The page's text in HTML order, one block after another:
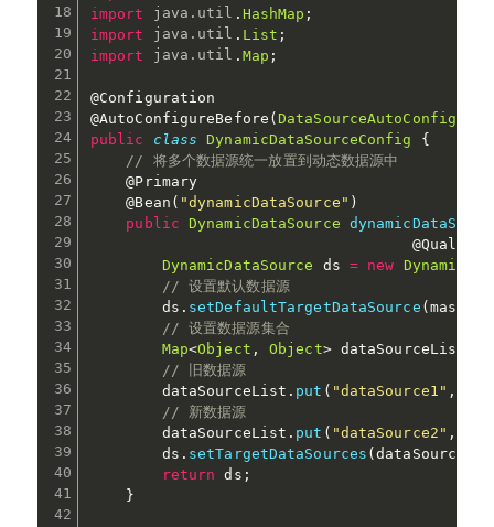
import
java . util . HashMap ;
import
java . util . List ;
import
java . util . Map ;
@Configuration
@AutoConfigureBefore (
public
class DynamicDataSourceConfig
{
// 将多个数据源统一放置到动态数据源中
@Primary
@Bean ( "dynamicDataSource" )
public
DynamicDataSource
DynamicDataSource ds = new
// 设置默认数据源
        ds
. setDefaultTargetDataSource (master
// 设置数据源集合
Map<Object , Object> dataSourceList
// 旧数据源
        dataSourceList
. put ( "dataSource1" ,
// 新数据源
        dataSourceList
. put ( "dataSource2" ,
        ds
. setTargetDataSources (
return ds ;
}